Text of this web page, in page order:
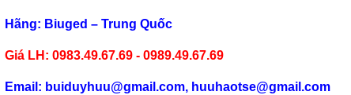
Hãng: Biuged – Trung Quốc
Giá LH: 0983.49.67.69 - 0989.49.67.69
Email: buiduyhuu@gmail.com, huuhaotse@gmail.com